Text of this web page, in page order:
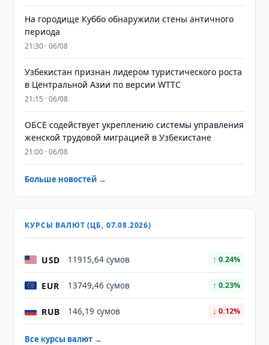
На городище Куббо обнаружили стены античного
периода
21:30 · 06/08
Узбекистан признан лидером туристического роста
в Центральной Азии по версии WTTC
21:15 · 06/08
ОБСЕ содействует укреплению системы управления
женской трудовой миграцией в Узбекистане
21:00 · 06/08
Больше новостей →
КУРСЫ ВАЛЮТ (ЦБ, 07.08.2026)
USD 11915,64 сумов ↑ 0.24%
EUR 13749,46 сумов ↑ 0.23%
RUB 146,19 сумов ↓ 0.12%
Все курсы валют →